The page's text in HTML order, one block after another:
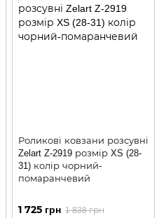
Роликові ковзани розсувні
Zelart Z-2919 розмір XS (28-
31) колір чорний-
помаранчевий
1 725 грн 1 838 грн